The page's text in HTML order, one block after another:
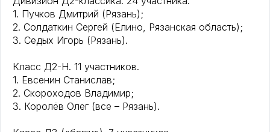
1. Пучков Дмитрий (Рязань);
2. Солдаткин Сергей (Елино, Рязанская область);
3. Седых Игорь (Рязань).
Класс Д2-Н. 11 участников.
1. Евсенин Станислав;
2. Скороходов Владимир;
3. Королёв Олег (все – Рязань).